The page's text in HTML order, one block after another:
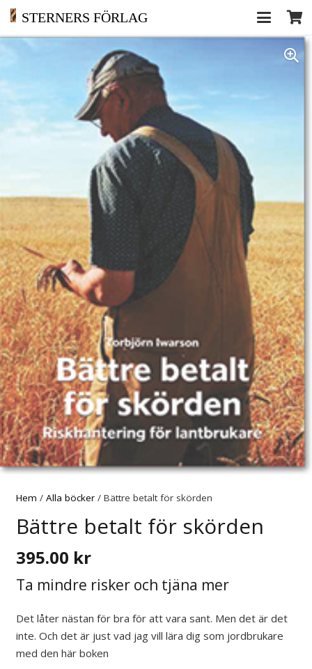
STERNERS FÖRLAG
Hem / Alla böcker/ Bättre betalt för skörden
Bättre betalt för skörden
395.00 kr
Ta mindre risker och tjäna mer
Det låter nästan för bra för att vara sant. Men det är det
inte. Och det är just vad jag vill lära dig som jordbrukare
med den här boken